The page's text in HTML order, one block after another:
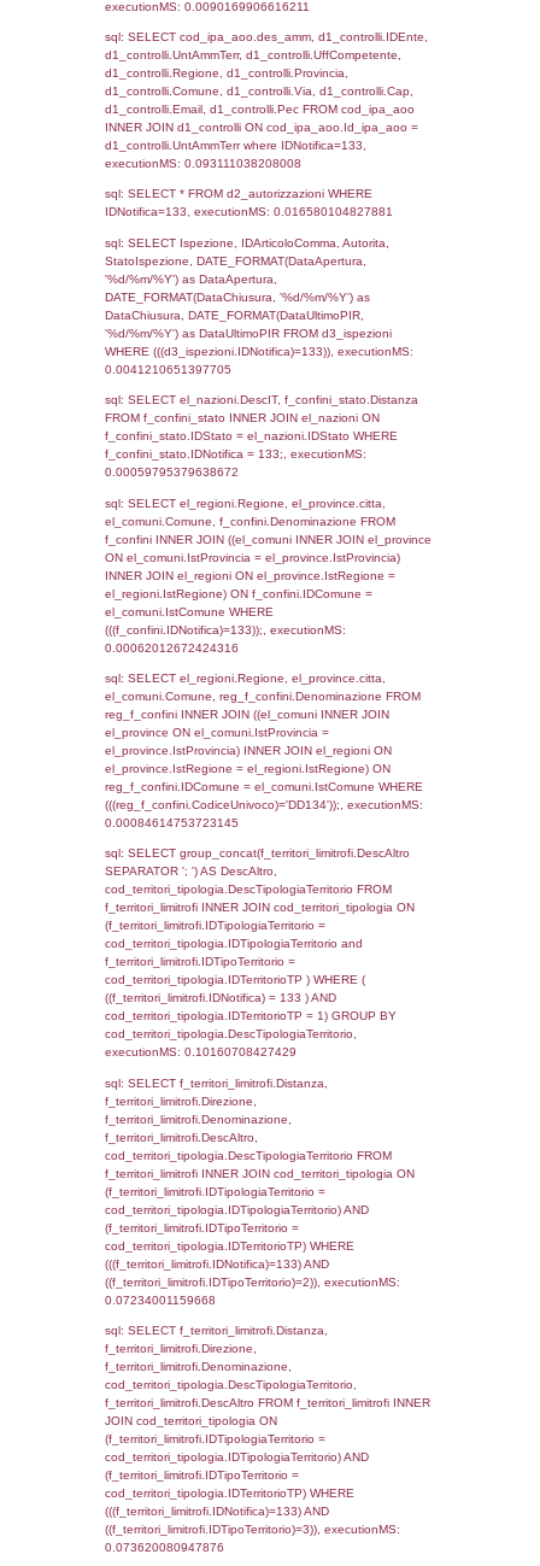
`userlevelpermissions` WHERE `userlevelid`
executionMS: 0.00094509124755859
sql: SELECT a1.RagioneSociale,
localita, el_prov.citta AS provincia,
DATE(n.DataInvioNotifica) as
n.FileNotificaZip, n.DataFileNotificaZip
LEFT JOIN infostabilimento i ON
a1.CodiceUnivoco = n.CodiceUnivoco LEFT
el_comuni AS el_com ON a1.ComuneStab =
el_com.IstComune LEFT JOIN el_province
a1.ProvinciaStab = el_prov.IstProvincia
n.IDNotifica = 133;, executionMS:
sql: SELECT a1_stabilimento.*,
ComuneST, el_province.citta as
el_regioni.Regione as RegioneST,
as ComuneSL, el_province_1.citta as
el_regioni_1.Regione as RegioneSL FROM
(((((a1_stabilimento LEFT JOIN el_comuni
a1_stabilimento.ComuneStab =
LEFT JOIN el_province ON
= el_province.IstProvincia) LEFT JOIN
LEFT JOIN el_comuni AS el_comuni_1 ON
a1_stabilimento.IstComuneSL =
LEFT JOIN el_province AS el_province_1
a1_stabilimento.IstProvinciaSL =
el_province_1.IstProvincia) LEFT JOIN
el_regioni_1 ON
el_regioni_1.IstRegione where
executionMS: 0.00061702728271484
sql: SELECT a2p.Cognome, a2p.Nome
a2_ruolipersonale a2rp INNER JOIN
a2rp.IDPersonale = a2p.IDPersonale
(((a2p.IDNotifica)=133) AND
executionMS: 0.0030488967895508
sql: SELECT a2p.Cognome, a2p.Nome
a2_ruolipersonale a2rp INNER JOIN
a2rp.IDPersonale = a2p.IDPersonale
(((a2p.IDNotifica)=133) AND
executionMS: 0.0090169906616211
sql: SELECT cod_ipa_aoo.des_amm,
d1_controlli.UntAmmTerr,
d1_controlli.Regione, d1_controlli.Provincia,
d1_controlli.Comune, d1_controlli.Via,
d1_controlli.Email, d1_controlli.Pec FROM
INNER JOIN d1_controlli ON
d1_controlli.UntAmmTerr where
executionMS: 0.093111038208008
sql: SELECT * FROM d2_autorizzazioni
IDNotifica=133, executionMS: